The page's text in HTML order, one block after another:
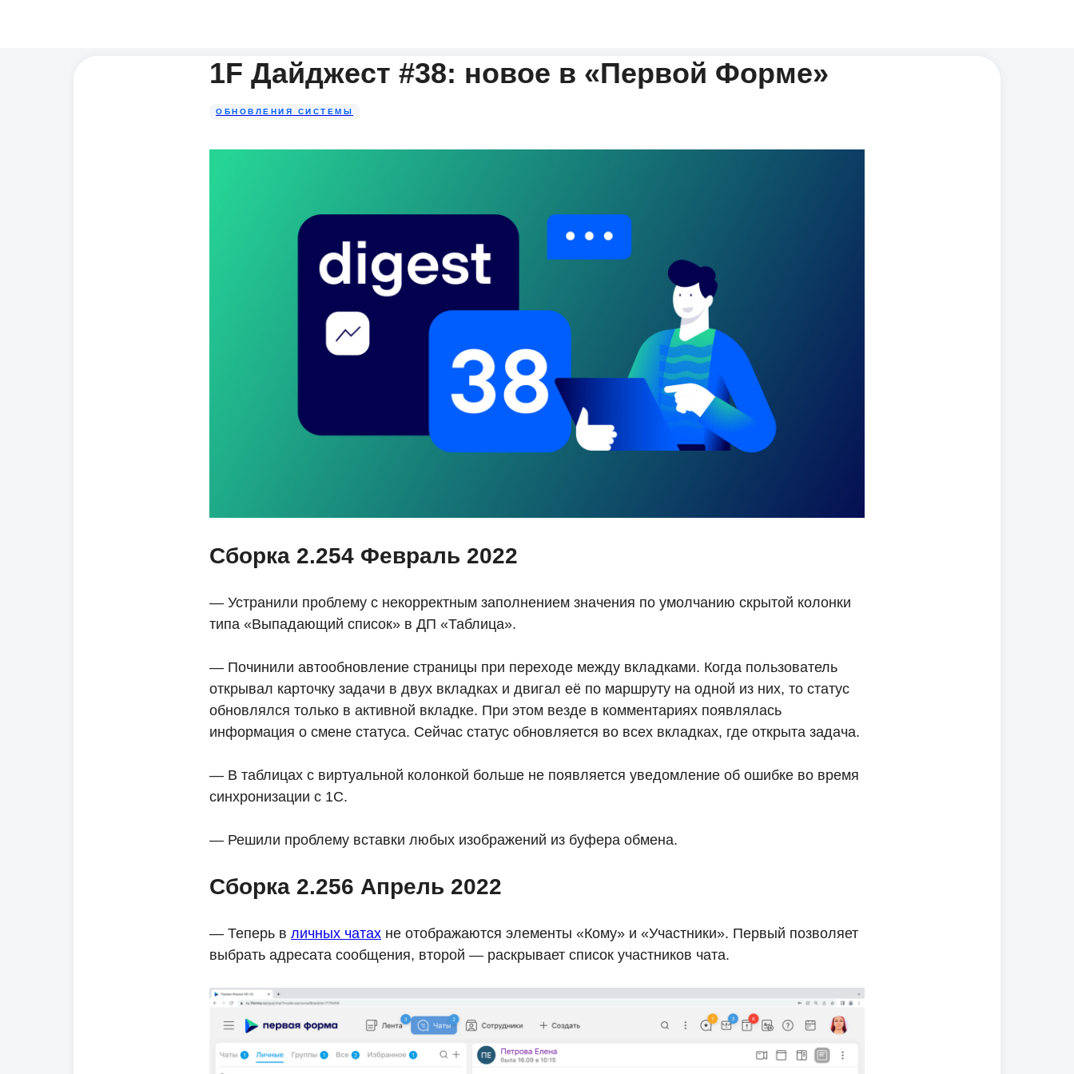
1F Дайджест #38: новое в «Первой Форме»
ОБНОВЛЕНИЯ СИСТЕМЫ
Сборка 2.254 Февраль 2022
— Устранили проблему с некорректным заполнением значения по умолчанию скрытой колонки
типа «Выпадающий список» в ДП «Таблица».
— Починили автообновление страницы при переходе между вкладками. Когда пользователь
открывал карточку задачи в двух вкладках и двигал её по маршруту на одной из них, то статус
обновлялся только в активной вкладке. При этом везде в комментариях появлялась
информация о смене статуса. Сейчас статус обновляется во всех вкладках, где открыта задача.
— В таблицах с виртуальной колонкой больше не появляется уведомление об ошибке во время
синхронизации с 1С.
— Решили проблему вставки любых изображений из буфера обмена.
Сборка 2.256 Апрель 2022
— Теперь в личных чатах не отображаются элементы «Кому» и «Участники». Первый позволяет
выбрать адресата сообщения, второй — раскрывает список участников чата.